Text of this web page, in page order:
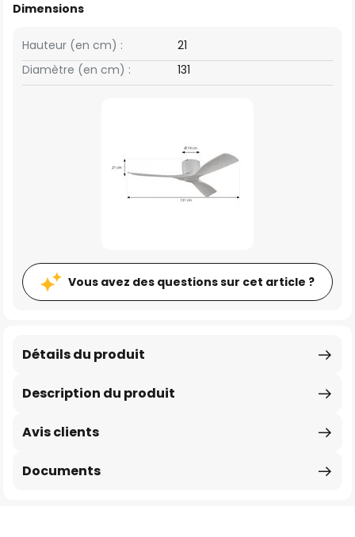
Dimensions
Hauteur (en cm) :
21
Diamètre (en cm) :
131
Vous avez des questions sur cet article ?
Description du produit
Détails du produit
Avis clients
Documents